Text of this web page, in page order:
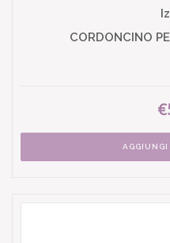
CORDONCINO
AGGIUNGI